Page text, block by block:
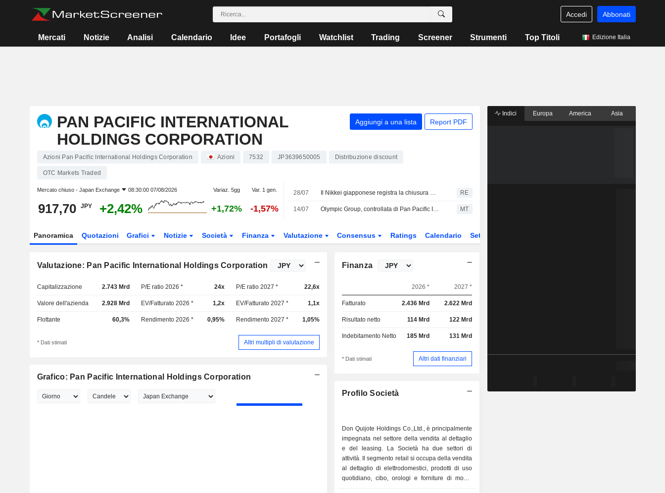
Accedi Abbonati
Mercati Notizie Analisi Calendario Idee Portafogli Watchlist Trading Screener Strumenti Top Titoli Edizione Italia
PAN PACIFIC INTERNATIONAL
HOLDINGS CORPORATION
Aggiungi a una lista Report PDF
Azioni Pan Pacific International Holdings Corporation Azioni 7532 JP3639650005 Distribuzione discount
OTC Markets Traded
Mercato chiuso - Japan Exchange 08:30:00 07/08/2026 Variaz. 5gg Var. 1 gen.
917,70 JPY +2,42% +1,72% -1,57%
28/07 Il Nikkei giapponese registra la chiusura più bassa da oltre due mesi a causa del selloff sui chip RE
14/07 Olympic Group, controllata di Pan Pacific International, registra una perdita maggiore nel primo trimestre fiscale MT
Panoramica Quotazioni Grafici Notizie Società Finanza Valutazione Consensus Ratings Calendario Settore
Valutazione: Pan Pacific International Holdings Corporation
Capitalizzazione 2.743 Mrd P/E ratio 2026 * 24x P/E ratio 2027 * 22,6x
Valore dell'azienda 2.928 Mrd EV/Fatturato 2026 * 1,2x EV/Fatturato 2027 * 1,1x
Flottante 60,3% Rendimento 2026 * 0,95% Rendimento 2027 * 1,05%
* Dati stimati Altri multipli di valutazione
Grafico: Pan Pacific International Holdings Corporation
Finanza
2026 * 2027 *
Fatturato 2.436 Mrd 2.622 Mrd
Risultato netto 114 Mrd 122 Mrd
Indebitamento Netto 185 Mrd 131 Mrd
* Dati stimati Altri dati finanziari
Profilo Società
Don Quijote Holdings Co.,Ltd., è principalmente
impegnata nel settore della vendita al dettaglio
e del leasing. La Società ha due settori di
attività. Il segmento retail si occupa della vendita
al dettaglio di elettrodomestici, prodotti di uso
quotidiano, cibo, orologi e forniture di moda,
Indici Europa America Asia